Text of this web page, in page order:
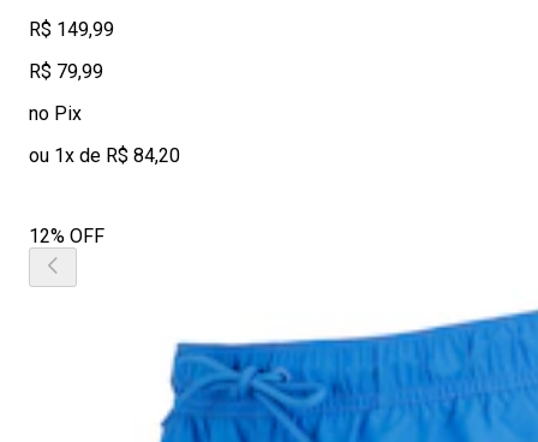
R$ 149,99
R$ 79,99
no Pix
ou 1x de R$ 84,20
12% OFF